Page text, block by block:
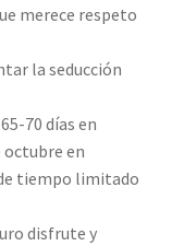
merece respeto
la seducción
70 días en
en
tiempo limitado
disfrute y